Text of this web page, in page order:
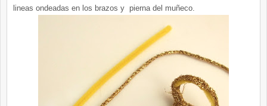
lineas ondeadas en los brazos y pierna del muñeco.